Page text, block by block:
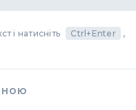
і натисніть Ctrl+Enter
,